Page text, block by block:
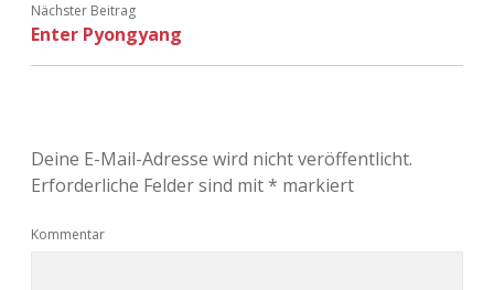
Nächster Beitrag
Enter Pyongyang
Deine E-Mail-Adresse wird nicht veröffentlicht.
Erforderliche Felder sind mit* markiert
Kommentar